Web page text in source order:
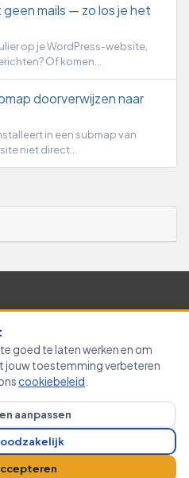
mails — zo los je het
op je WordPress-website,
Of komen...
doorverwijzen naar
in een submap van
niet direct...
voorwaarden
Direct. Alle rechten zijn
zijn exclusief BTW
goed te laten werken en om
jouw toestemming verbeteren
cookiebeleid
aanpassen